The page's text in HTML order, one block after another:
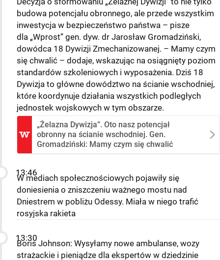
budowa potencjału obronnego, ale przede wszystkim
inwestycja w bezpieczeństwo państwa – pisze
dla „Wprost” gen. dyw. dr Jarosław Gromadziński,
dowódca 18 Dywizji Zmechanizowanej. – Mamy czym
się chwalić – dodaje, wskazując na osiągnięty poziom
standardów szkoleniowych i wyposażenia. Dziś 18
Dywizja to główne dowództwo na ścianie wschodniej,
które koordynuje działania wszystkich podległych
jednostek wojskowych w tym obszarze.
„Żelazna Dywizja”. Oto nasz potencjał
obronny na ścianie wschodniej. Gen.
Gromadziński: Mamy czym się chwalić
13:46
W mediach społecznościowych pojawiły się
doniesienia o zniszczeniu ważnego mostu nad
Dniestrem w pobliżu Odessy. Miała w niego trafić
rosyjska rakieta
13:30
Boris Johnson: Wysyłamy nowe ambulanse, wozy
strażackie i pieniądze dla ekspertów w dziedzinie